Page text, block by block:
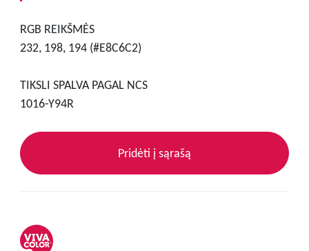
RGB REIKŠMĖS
232, 198, 194 (#E8C6C2)
TIKSLI SPALVA PAGAL NCS
1016-Y94R
Pridėti į sąrašą